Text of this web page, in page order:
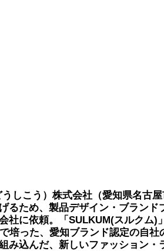
しこう）株式会社（愛知県名古
るため、製品デザイン・ブラン
社に依頼。「SULKUM(スルクム)
培った、愛知ブランド認定の自
み込んだ、新しいファッション